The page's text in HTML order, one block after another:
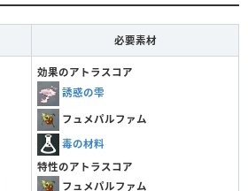
必要素材
効果のアトラスコア
誘惑の雫
フュメパルファム
毒の材料
特性のアトラスコア
フュメパルファム